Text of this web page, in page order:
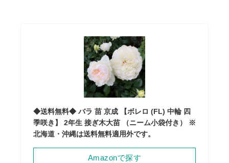
◆送料無料◆ バラ 苗 京成 【ボレロ (FL) 中輪 四
季咲き】 2年生 接ぎ木大苗 （ニーム小袋付き） ※
北海道・沖縄は送料無料適用外です。
Amazonで探す